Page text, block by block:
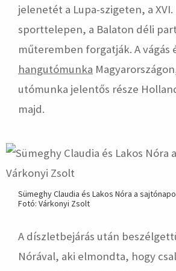
jelenetét a Lupa-szigeten, a
sporttelepen, a Balaton déli
műteremben forgatják. A vágás
hangutómunka
utómunka jelentős része
majd.
Sümeghy Claudia és Lakos Nóra a
Fotó: Várkonyi Zsolt
A díszletbejárás után
Nórával, aki elmondta, hogy